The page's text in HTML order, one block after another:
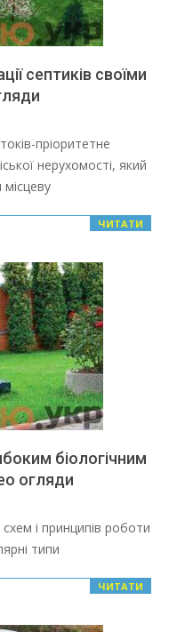
септиків своїми
пріоритетне
нерухомості, який
ЧИТАТИ
біологічним
огляди
і принципів роботи
типи
ЧИТАТИ